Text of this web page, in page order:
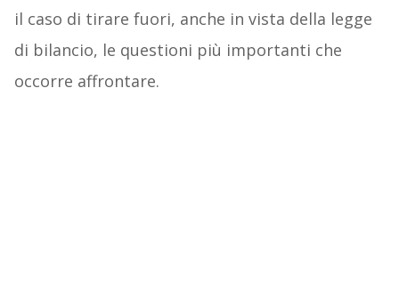
il caso di tirare fuori, anche in vista della legge
di bilancio, le questioni più importanti che
occorre affrontare.